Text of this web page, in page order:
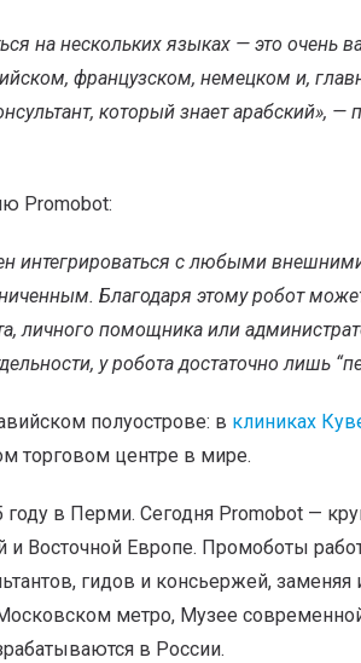
на нескольких языках — это очень
французском, немецком и,
который знает арабский», —
Promobot:
интегрироваться с любыми
Благодаря этому робот
личного помощника или
у робота достаточно лишь
полуострове: в клиниках
торговом центре в мире.
в Перми. Сегодня Promobot —
Восточной Европе. Промоботы
гидов и консьержей,
метро, Музее
в России.